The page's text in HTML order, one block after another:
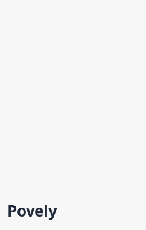
Povely